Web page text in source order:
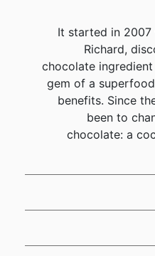
It started in 2007
Richard,
chocolate
gem of a
benefits. Since
been to
chocolate: a